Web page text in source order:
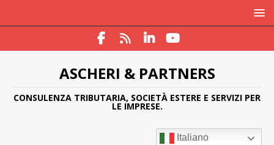
ASCHERI & PARTNERS
CONSULENZA TRIBUTARIA, SOCIETÀ ESTERE E SERVIZI PER
LE IMPRESE.
Italiano